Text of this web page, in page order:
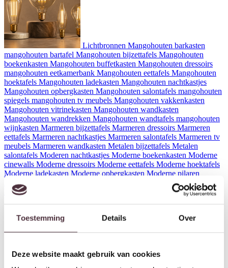
Toestemming Details Over
Deze website maakt gebruik van cookies
Lichtbronnen Mangohouten barkasten
mangohouten bartafel Mangohouten bijzettafels Mangohouten
boekenkasten Mangohouten buffetkasten Mangohouten dressoirs
mangohouten eetkamerbank Mangohouten eettafels Mangohouten
hoektafels Mangohouten ladekasten Mangohouten nachtkastjes
Mangohouten opbergkasten Mangohouten salontafels mangohouten
spiegels mangohouten tv meubels Mangohouten vakkenkasten
Mangohouten vitrinekasten Mangohouten wandkasten
Mangohouten wandrekken Mangohouten wandtafels mangohouten
wijnkasten Marmeren bijzettafels Marmeren dressoirs Marmeren
eettafels Marmeren nachtkastjes Marmeren salontafels Marmeren tv
meubels Marmeren wandkasten Metalen bijzettafels Metalen
salontafels Moderen nachtkastjes Moderne boekenkasten Moderne
cinewalls Moderne dressoirs Moderne eettafels Moderne hoektafels
Moderne ladekasten Moderne opbergkasten Moderne pilaren
Moderne salontafels
Moderne tv meubels
Moderne vitrinekasten
Moderne wandtafels